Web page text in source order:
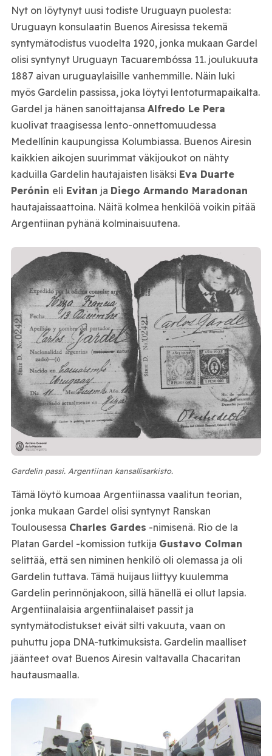
Nyt on löytynyt uusi todiste Uruguayn puolesta:
Uruguayn konsulaatin Buenos Airesissa tekemä
syntymätodistus vuodelta 1920, jonka mukaan Gardel
olisi syntynyt Uruguayn Tacuarembóssa 11. joulukuuta
1887 aivan uruguaylaisille vanhemmille. Näin luki
myös Gardelin passissa, joka löytyi lentoturmapaikalta.
Gardel ja hänen sanoittajansa Alfredo Le Pera
kuolivat traagisessa lento-onnettomuudessa
Medellínin kaupungissa Kolumbiassa. Buenos Airesin
kaikkien aikojen suurimmat väkijoukot on nähty
kaduilla Gardelin hautajaisten lisäksi Eva Duarte
Perónin eli Evitan ja Diego Armando Maradonan
hautajaissaattoina. Näitä kolmea henkilöä voikin pitää
Argentiinan pyhänä kolminaisuutena.
Gardelin passi. Argentiinan kansallisarkisto.
Tämä löytö kumoaa Argentiinassa vaalitun teorian,
jonka mukaan Gardel olisi syntynyt Ranskan
Toulousessa Charles Gardes -nimisenä. Rio de la
Platan Gardel -komission tutkija Gustavo Colman
selittää, että sen niminen henkilö oli olemassa ja oli
Gardelin tuttava. Tämä huijaus liittyy kuulemma
Gardelin perinnönjakoon, sillä hänellä ei ollut lapsia.
Argentiinalaisia argentiinalaiset passit ja
syntymätodistukset eivät silti vakuuta, vaan on
puhuttu jopa DNA-tutkimuksista. Gardelin maalliset
jäänteet ovat Buenos Airesin valtavalla Chacaritan
hautausmaalla.